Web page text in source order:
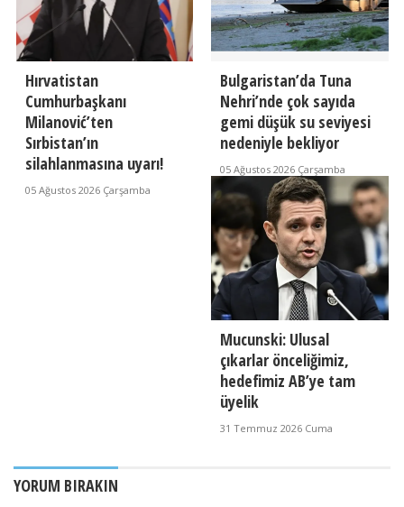
Hırvatistan
Cumhurbaşkanı
Milanović’ten
Sırbistan’ın
silahlanmasına uyarı!
05 Ağustos 2026 Çarşamba
Bulgaristan’da Tuna
Nehri’nde çok sayıda
gemi düşük su seviyesi
nedeniyle bekliyor
05 Ağustos 2026 Çarşamba
Mucunski: Ulusal
çıkarlar önceliğimiz,
hedefimiz AB’ye tam
üyelik
31 Temmuz 2026 Cuma
YORUM BIRAKIN